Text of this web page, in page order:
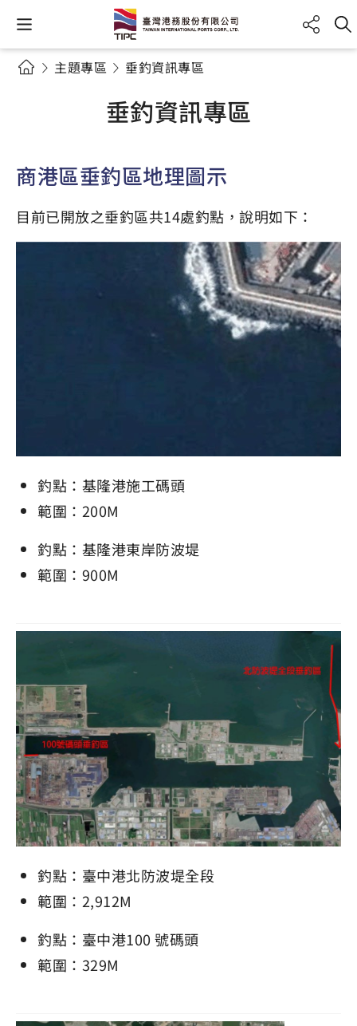
主題專區 垂釣資訊專區
垂釣資訊專區
商港區垂釣區地理圖示
目前已開放之垂釣區共14處釣點，說明如下：
釣點：基隆港施工碼頭
範圍：200M
釣點：基隆港東岸防波堤
範圍：900M
釣點：臺中港北防波堤全段
範圍：2,912M
釣點：臺中港100 號碼頭
範圍：329M